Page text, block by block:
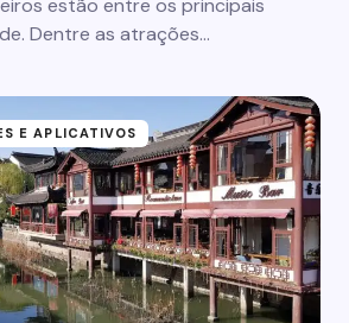
estão entre os principais
Dentre as atrações…
E APLICATIVOS